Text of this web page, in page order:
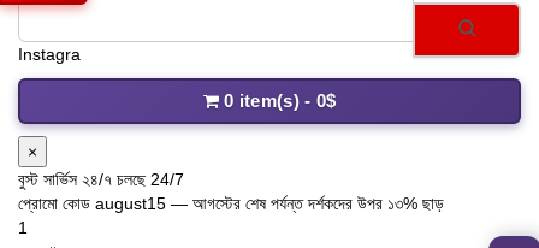
0 item(s) - 0$
×
বুস্ট সার্ভিস ২৪/৭ চলছে 24/7
প্রোমো কোডaugust15— আগস্টের শেষ পর্যন্ত দর্শকদের উপর ১৩% ছাড়
1
অবস্থা